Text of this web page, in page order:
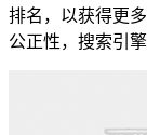
排名，以获得更
公正性，搜索引